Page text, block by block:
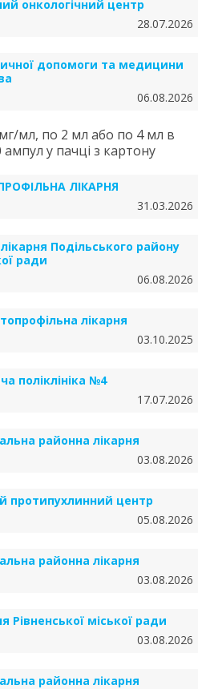
онкологічний центр
28.07.2026
допомоги та медицини
06.08.2026
мл, по 2 мл або по 4 мл в
у пачці з картону
ЛІКАРНЯ
31.03.2026
Подільського району
ради
06.08.2026
лікарня
03.10.2025
поліклініка №4
17.07.2026
районна лікарня
03.08.2026
протипухлинний центр
05.08.2026
районна лікарня
03.08.2026
Рівненської міської ради
03.08.2026
районна лікарня